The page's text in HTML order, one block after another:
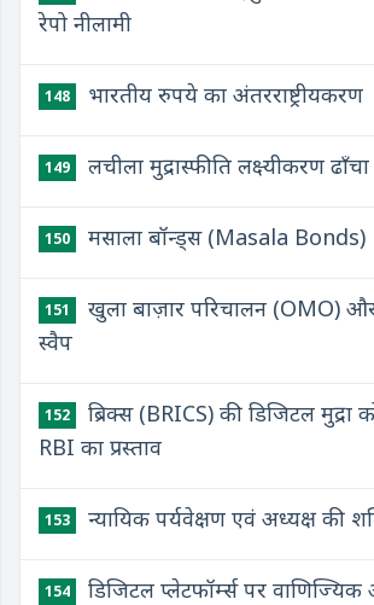
रेपो नीलामी
148 भारतीय रुपये का अंतरराष्ट्रीयकरण
149 लचीला मुद्रास्फीति लक्ष्यीकरण
150 मसाला बॉन्ड्स (Masala Bonds)
151
खुला बाज़ार परिचालन (OMO)
स्वैप
152
ब्रिक्स (BRICS) की डिजिटल मुद्रा
RBI का प्रस्ताव
153 न्यायिक पर्यवेक्षण एवं अध्यक्ष की
154 डिजिटल प्लेटफॉर्म्स पर वाणिज्यिक